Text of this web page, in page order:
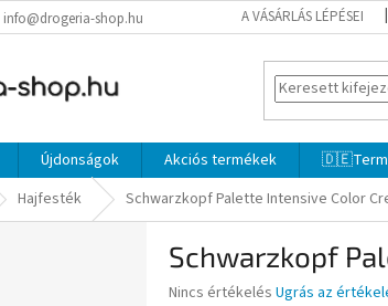
info@drogeria-shop.hu A VÁSÁRLÁS LÉPÉSEI
Újdonságok Akciós termékek
Hajfesték Schwarzkopf Palette Intensive Color
Schwarzkopf
A
Nincs értékelés Ugrás az